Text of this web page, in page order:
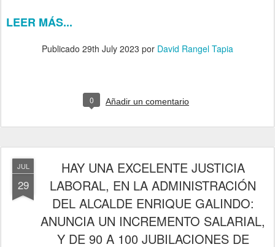
LEER MÁS...
Publicado 29th July 2023 por David Rangel Tapia
0 Añadir un comentario
JUL
29
HAY UNA EXCELENTE JUSTICIA
LABORAL, EN LA ADMINISTRACIÓN
DEL ALCALDE ENRIQUE GALINDO:
ANUNCIA UN INCREMENTO SALARIAL,
Y DE 90 A 100 JUBILACIONES DE